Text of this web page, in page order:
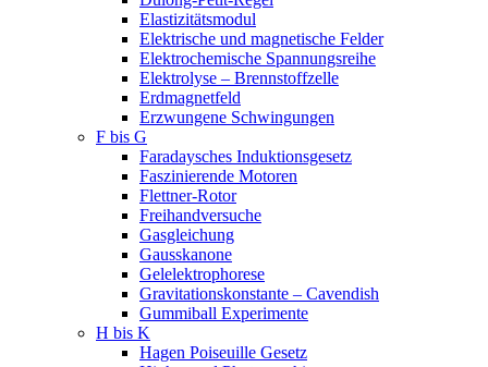
Elastizitätsmodul
Elektrische und magnetische Felder
Elektrochemische Spannungsreihe
Elektrolyse – Brennstoffzelle
Erdmagnetfeld
Erzwungene Schwingungen
F bis G
Faradaysches Induktionsgesetz
Faszinierende Motoren
Flettner-Rotor
Freihandversuche
Gasgleichung
Gausskanone
Gelelektrophorese
Gravitationskonstante – Cavendish
Gummiball Experimente
H bis K
Hagen Poiseuille Gesetz